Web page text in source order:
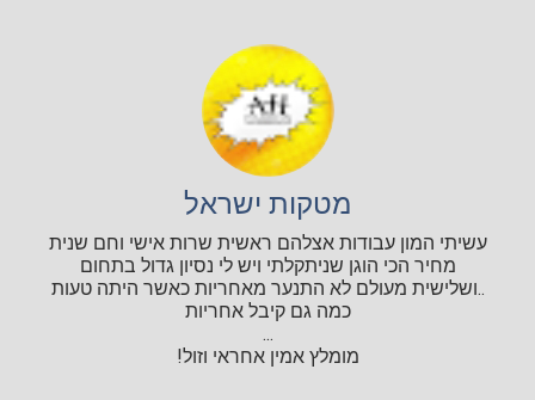
מטקות ישראל
עשיתי המון עבודות אצלהם ראשית שרות אישי וחם שנית
מחיר הכי הוגן שניתקלתי ויש לי נסיון גדול בתחום
..ושלישית מעולם לא התנער מאחריות כאשר היתה טעות
כמה גם קיבל אחריות
...
מומלץ אמין אחראי וזול!